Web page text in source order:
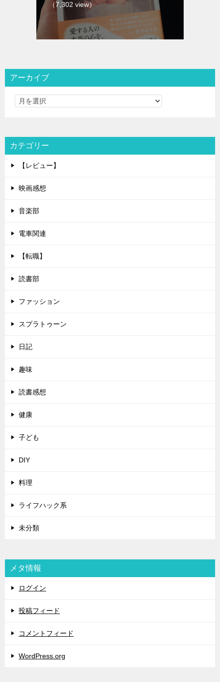
（7,302 view）
アーカイブ
カテゴリー
【レビュー】
映画感想
音楽部
電車関連
【転職】
読書部
ファッション
スプラトゥーン
日記
趣味
読書感想
健康
子ども
DIY
料理
ライフハック系
未分類
メタ情報
ログイン
投稿フィード
コメントフィード
WordPress.org